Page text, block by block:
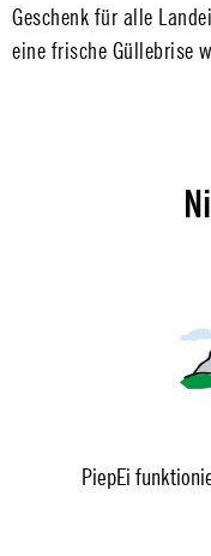
Geschenk für alle
eine frische Güllebrise
PiepEi